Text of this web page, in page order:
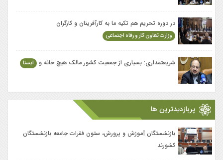
در دوره تحریم هم تکیه ما به کارآفرینان و کارگران
وزارت تعاون کار و رفاه اجتماعی
شریعتمداری: بسیاری از جمعیت کشور مالک هیچ خانه و ایسنا
پربازدیدترین ها
بازنشستگان آموزش و پرورش، ‎ستون فقرات جامعه بازنشستگان
کشورند